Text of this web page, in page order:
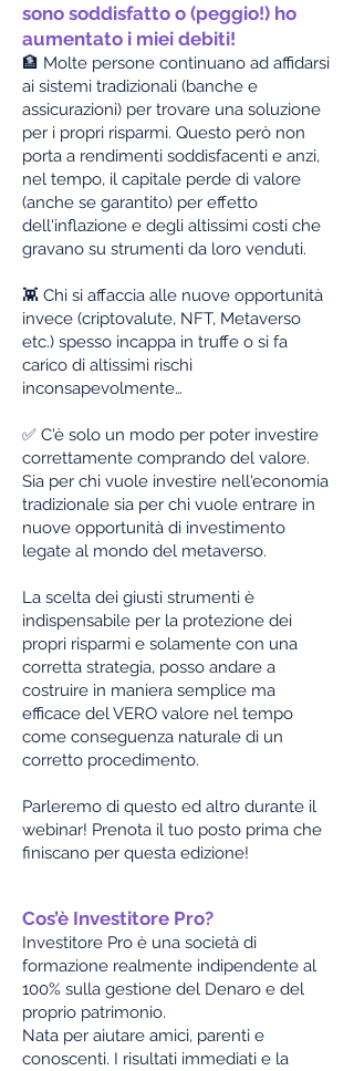
sono soddisfatto o (peggio!) ho
aumentato i miei debiti!
🏦 Molte persone continuano ad affidarsi
ai sistemi tradizionali (banche e
assicurazioni) per trovare una soluzione
per i propri risparmi. Questo però non
porta a rendimenti soddisfacenti e anzi,
nel tempo, il capitale perde di valore
(anche se garantito) per effetto
dell'inflazione e degli altissimi costi che
gravano su strumenti da loro venduti.
👾 Chi si affaccia alle nuove opportunità
invece (criptovalute, NFT, Metaverso
etc.) spesso incappa in truffe o si fa
carico di altissimi rischi
inconsapevolmente…
✅ C'è solo un modo per poter investire
correttamente comprando del valore.
Sia per chi vuole investire nell'economia
tradizionale sia per chi vuole entrare in
nuove opportunità di investimento
legate al mondo del metaverso.
La scelta dei giusti strumenti è
indispensabile per la protezione dei
propri risparmi e solamente con una
corretta strategia, posso andare a
costruire in maniera semplice ma
efficace del VERO valore nel tempo
come conseguenza naturale di un
corretto procedimento.
Parleremo di questo ed altro durante il
webinar! Prenota il tuo posto prima che
finiscano per questa edizione!
Cos’è Investitore Pro?
Investitore Pro è una società di
formazione realmente indipendente al
100% sulla gestione del Denaro e del
proprio patrimonio.​
Nata per aiutare amici, parenti e
conoscenti. I risultati immediati e la